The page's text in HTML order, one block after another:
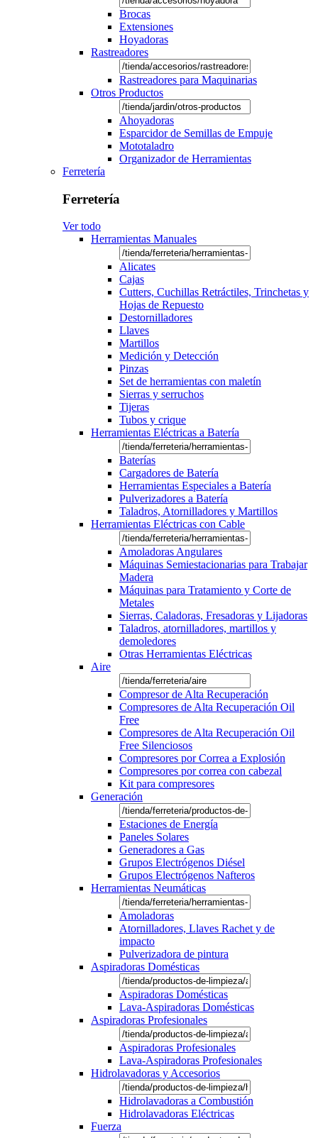
Brocas
Extensiones
Hoyadoras
Rastreadores
Rastreadores para Maquinarias
Otros Productos
Ahoyadoras
Esparcidor de Semillas de Empuje
Mototaladro
Organizador de Herramientas
Ferretería
Ferretería
Ver todo
Herramientas Manuales
Alicates
Cajas
Cutters, Cuchillas Retráctiles, Trinchetas y
Hojas de Repuesto
Destornilladores
Llaves
Martillos
Medición y Detección
Pinzas
Set de herramientas con maletín
Sierras y serruchos
Tijeras
Tubos y crique
Herramientas Eléctricas a Batería
Baterías
Cargadores de Batería
Herramientas Especiales a Batería
Pulverizadores a Batería
Taladros, Atornilladores y Martillos
Herramientas Eléctricas con Cable
Amoladoras Angulares
Máquinas Semiestacionarias para Trabajar
Madera
Máquinas para Tratamiento y Corte de
Metales
Sierras, Caladoras, Fresadoras y Lijadoras
Taladros, atornilladores, martillos y
demoledores
Otras Herramientas Eléctricas
Aire
Compresor de Alta Recuperación
Compresores de Alta Recuperación Oil
Free
Compresores de Alta Recuperación Oil
Free Silenciosos
Compresores por Correa a Explosión
Compresores por correa con cabezal
Kit para compresores
Generación
Estaciones de Energía
Paneles Solares
Generadores a Gas
Grupos Electrógenos Diésel
Grupos Electrógenos Nafteros
Herramientas Neumáticas
Amoladoras
Atornilladores, Llaves Rachet y de
impacto
Pulverizadora de pintura
Aspiradoras Domésticas
Aspiradoras Domésticas
Lava-Aspiradoras Domésticas
Aspiradoras Profesionales
Aspiradoras Profesionales
Lava-Aspiradoras Profesionales
Hidrolavadoras y Accesorios
Hidrolavadoras a Combustión
Hidrolavadoras Eléctricas
Fuerza